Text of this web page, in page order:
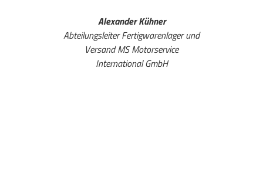
Alexander Kühner
Abteilungsleiter Fertigwarenlager und
Versand MS Motorservice
International GmbH